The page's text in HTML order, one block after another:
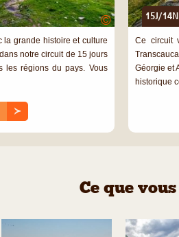
©
la grande histoire et culture
notre circuit de 15 jours
les régions du pays. Vous
≻
15J/14N
Ce circuit
Géorgie et
historique
Ce que